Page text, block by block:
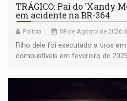
TRÁGICO: Pai do 'Xandy
em acidente na BR-364
Polícia 08 de Agosto de 2026
Filho dele foi executado a tiros
combustíveis em fevereiro de